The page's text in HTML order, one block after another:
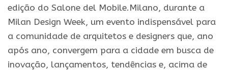
edição do Salone del Mobile.Milano, durante a
Milan Design Week, um evento indispensável para
a comunidade de arquitetos e designers que, ano
após ano, convergem para a cidade em busca de
inovação, lançamentos, tendências e, acima de